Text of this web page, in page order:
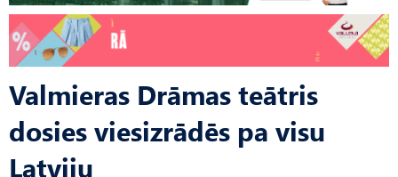
Valmieras Drāmas teātris
dosies viesizrādēs pa visu
Latviju